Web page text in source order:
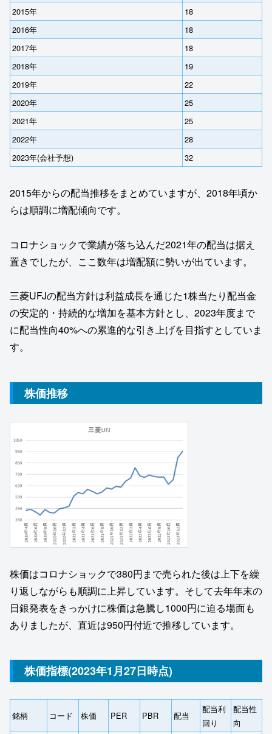
2015年
18
2016年
18
2017年
18
2018年
19
2019年
22
2020年
25
2021年
25
2022年
28
2023年(会社予想)
32
2015年からの配当推移をまとめていますが、2018年頃か
らは順調に増配傾向です。
コロナショックで業績が落ち込んだ2021年の配当は据え
置きでしたが、ここ数年は増配額に勢いが出ています。
三菱UFJの配当方針は利益成長を通じた1株当たり配当金
の安定的・持続的な増加を基本方針とし、2023年度まで
に配当性向40%への累進的な引き上げを目指すとしていま
す。
株価推移
株価はコロナショックで380円まで売られた後は上下を繰
り返しながらも順調に上昇しています。そして去年年末の
日銀発表をきっかけに株価は急騰し1000円に迫る場面も
ありましたが、直近は950円付近で推移しています。
株価指標(2023年1月27日時点)
銘柄 コード 株価 PER PBR 配当
配当利
回り
配当性
向